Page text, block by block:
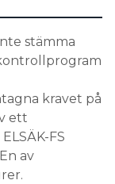
stämma
kravet på
ett
FS
av